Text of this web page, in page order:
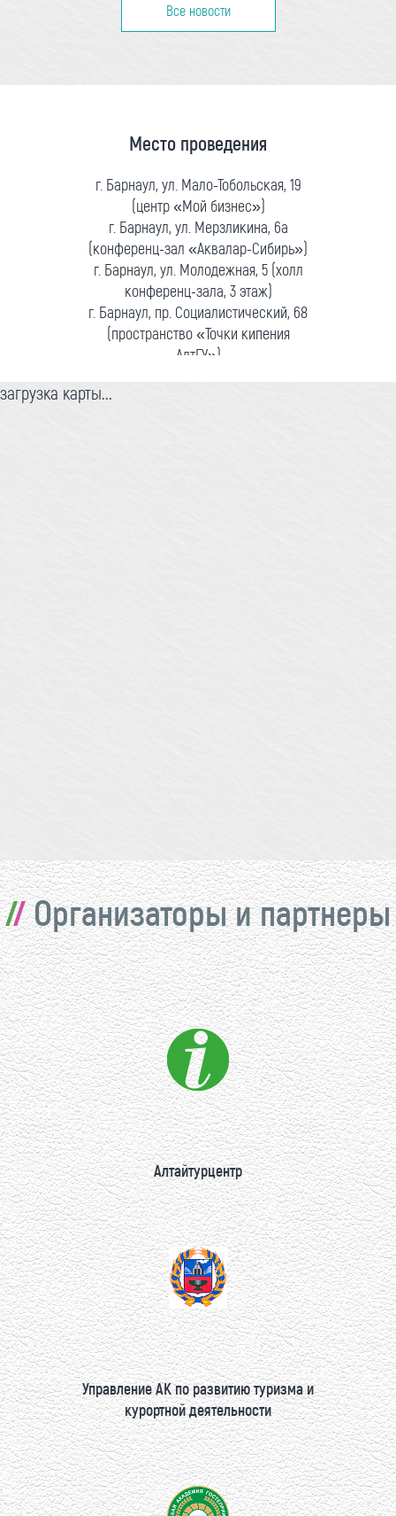
Все новости
Место проведения
г. Барнаул, ул. Мало-Тобольская, 19
(центр «Мой бизнес»)
г. Барнаул, ул. Мерзликина, 6а
(конференц-зал «Аквалар-Сибирь»)
г. Барнаул, ул. Молодежная, 5 (холл
конференц-зала, 3 этаж)
г. Барнаул, пр. Социалистический, 68
(пространство «Точки кипения
АлтГУ»)
загрузка карты...
Организаторы и партнеры
Алтайтурцентр
Управление АК по развитию туризма и
курортной деятельности